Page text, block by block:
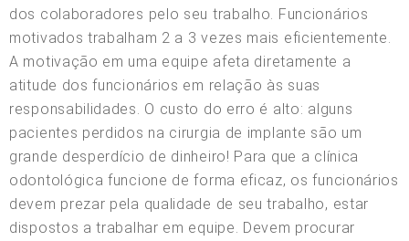
dos colaboradores pelo seu trabalho. Funcionários
motivados trabalham 2 a 3 vezes mais eficientemente.
A motivação em uma equipe afeta diretamente a
atitude dos funcionários em relação às suas
responsabilidades. O custo do erro é alto: alguns
pacientes perdidos na cirurgia de implante são um
grande desperdício de dinheiro! Para que a clínica
odontológica funcione de forma eficaz, os funcionários
devem prezar pela qualidade de seu trabalho, estar
dispostos a trabalhar em equipe. Devem procurar